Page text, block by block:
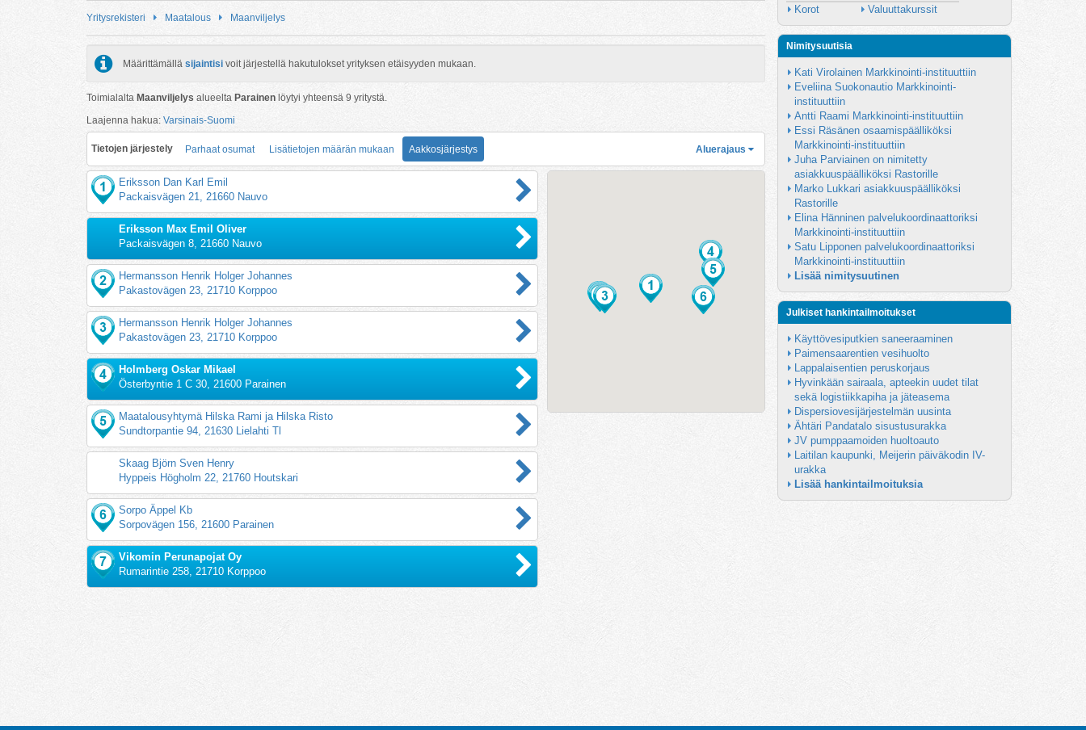
Yritysrekisteri Maatalous Maanviljelys
Määrittämällä sijaintisi voit järjestellä hakutulokset yrityksen etäisyyden mukaan.
Toimialalta Maanviljelys alueelta Parainen löytyi yhteensä 9 yritystä.
Laajenna hakua: Varsinais-Suomi
Tietojen järjestely Parhaat osumat Lisätietojen määrän mukaan Aakkosjärjestys Aluerajaus
Eriksson Dan Karl Emil
Packaisvägen 21, 21660 Nauvo
Eriksson Max Emil Oliver
Packaisvägen 8, 21660 Nauvo
Hermansson Henrik Holger Johannes
Pakastovägen 23, 21710 Korppoo
Hermansson Henrik Holger Johannes
Pakastovägen 23, 21710 Korppoo
Holmberg Oskar Mikael
Österbyntie 1 C 30, 21600 Parainen
Maatalousyhtymä Hilska Rami ja Hilska Risto
Sundtorpantie 94, 21630 Lielahti Tl
Skaag Björn Sven Henry
Hyppeis Högholm 22, 21760 Houtskari
Sorpo Äppel Kb
Sorpovägen 156, 21600 Parainen
Vikomin Perunapojat Oy
Rumarintie 258, 21710 Korppoo
Korot Valuuttakurssit
Nimitysuutisia
Kati Virolainen Markkinointi-instituuttiin
Eveliina Suokonautio Markkinointi-
instituuttiin
Antti Raami Markkinointi-instituuttiin
Essi Räsänen osaamispäälliköksi
Markkinointi-instituuttiin
Juha Parviainen on nimitetty
asiakkuuspäälliköksi Rastorille
Marko Lukkari asiakkuuspäälliköksi
Rastorille
Elina Hänninen palvelukoordinaattoriksi
Markkinointi-instituuttiin
Satu Lipponen palvelukoordinaattoriksi
Markkinointi-instituuttiin
Lisää nimitysuutinen
Julkiset hankintailmoitukset
Käyttövesiputkien saneeraaminen
Paimensaarentien vesihuolto
Lappalaisentien peruskorjaus
Hyvinkään sairaala, apteekin uudet tilat
sekä logistiikkapiha ja jäteasema
Dispersiovesijärjestelmän uusinta
Ähtäri Pandatalo sisustusurakka
JV pumppaamoiden huoltoauto
Laitilan kaupunki, Meijerin päiväkodin IV-
urakka
Lisää hankintailmoituksia